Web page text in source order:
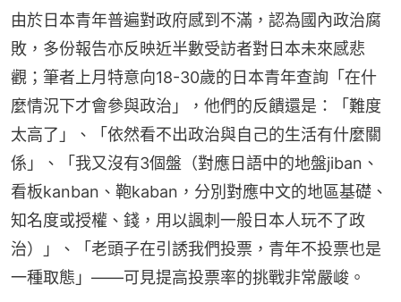
由於日本青年普遍對政府感到不滿，認為國內政治腐
敗，多份報告亦反映近半數受訪者對日本未來感悲
觀；筆者上月特意向18-30歲的日本青年查詢「在什
麼情況下才會參與政治」，他們的反饋還是：「難度
太高了」、「依然看不出政治與自己的生活有什麼關
係」、「我又沒有3個盤（對應日語中的地盤jiban、
看板kanban、鞄kaban，分別對應中文的地區基礎、
知名度或授權、錢，用以諷刺一般日本人玩不了政
治）」、「老頭子在引誘我們投票，青年不投票也是
一種取態」——可見提高投票率的挑戰非常嚴峻。